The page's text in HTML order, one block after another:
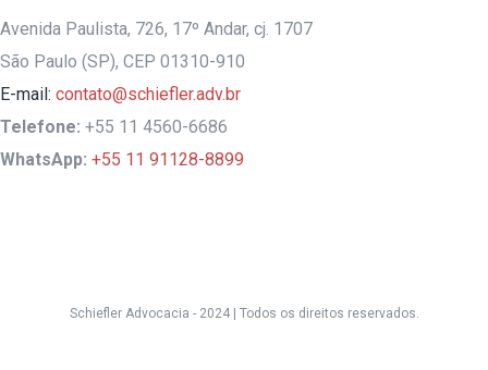
Avenida Paulista, 726, 17º Andar, cj. 1707
São Paulo (SP), CEP 01310-910
E-mail: contato@schiefler.adv.br
Telefone: +55 11 4560-6686
WhatsApp: +55 11 91128-8899
Schiefler Advocacia - 2024 | Todos os direitos reservados.